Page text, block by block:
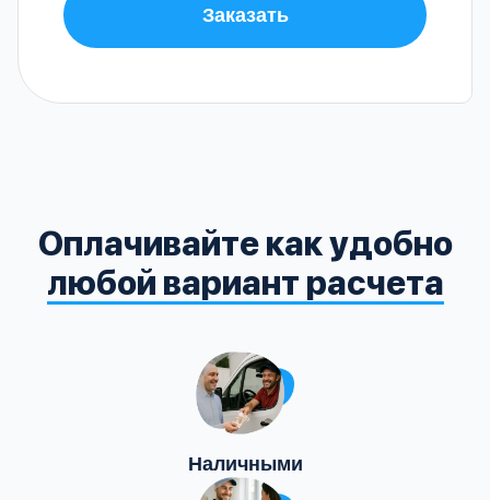
Заказать
Оплачивайте как удобно
любой вариант расчета
Наличными